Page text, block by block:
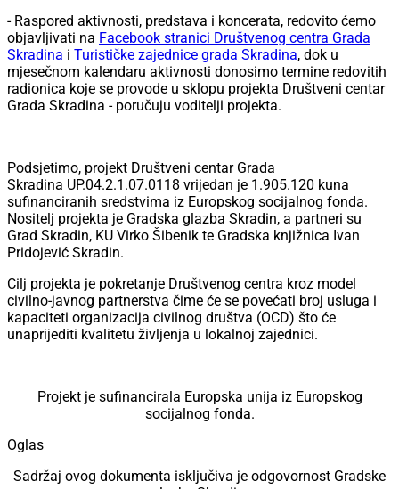
- Raspored aktivnosti, predstava i koncerata, redovito ćemo
objavljivati na Facebook stranici Društvenog centra Grada
Skradina i Turističke zajednice grada Skradina, dok u
mjesečnom kalendaru aktivnosti donosimo termine redovitih
radionica koje se provode u sklopu projekta Društveni centar
Grada Skradina - poručuju voditelji projekta.
Podsjetimo, projekt Društveni centar Grada
Skradina UP.04.2.1.07.0118 vrijedan je 1.905.120 kuna
sufinanciranih sredstvima iz Europskog socijalnog fonda.
Nositelj projekta je Gradska glazba Skradin, a partneri su
Grad Skradin, KU Virko Šibenik te Gradska knjižnica Ivan
Pridojević Skradin.
Cilj projekta je pokretanje Društvenog centra kroz model
civilno-javnog partnerstva čime će se povećati broj usluga i
kapaciteti organizacija civilnog društva (OCD) što će
unaprijediti kvalitetu življenja u lokalnoj zajednici.
Projekt je sufinancirala Europska unija iz Europskog
socijalnog fonda.
Oglas
Sadržaj ovog dokumenta isključiva je odgovornost Gradske